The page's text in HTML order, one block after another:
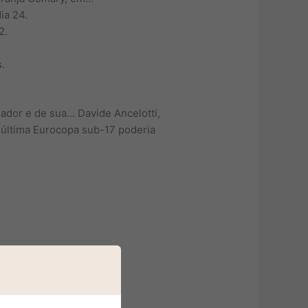
24.
e de sua… Davide Ancelotti,
Eurocopa sub-17 poderia